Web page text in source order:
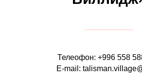
Телеофон: +996 558
E-mail: